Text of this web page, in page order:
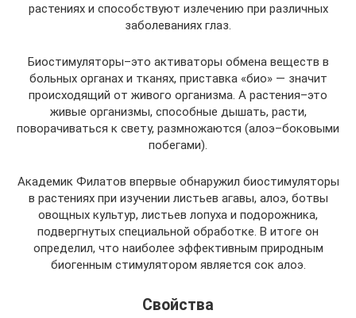
растениях и способствуют излечению при различных
заболеваниях глаз.
Биостимуляторы–это активаторы обмена веществ в
больных органах и тканях, приставка «био» — значит
происходящий от живого организма. А растения–это
живые организмы, способные дышать, расти,
поворачиваться к свету, размножаются (алоэ–боковыми
побегами).
Академик Филатов впервые обнаружил биостимуляторы
в растениях при изучении листьев агавы, алоэ, ботвы
овощных культур, листьев лопуха и подорожника,
подвергнутых специальной обработке. В итоге он
определил, что наиболее эффективным природным
биогенным стимулятором является сок алоэ.
Свойства